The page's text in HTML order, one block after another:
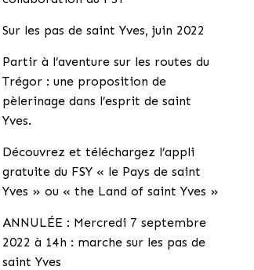
Sur les pas de saint Yves, juin 2022
Partir à l’aventure sur les routes du
Trégor : une proposition de
pèlerinage dans l’esprit de saint
Yves.
Découvrez et téléchargez l’appli
gratuite du FSY « le Pays de saint
Yves » ou « the Land of saint Yves »
ANNULÉE : Mercredi 7 septembre
2022 à 14h : marche sur les pas de
saint Yves